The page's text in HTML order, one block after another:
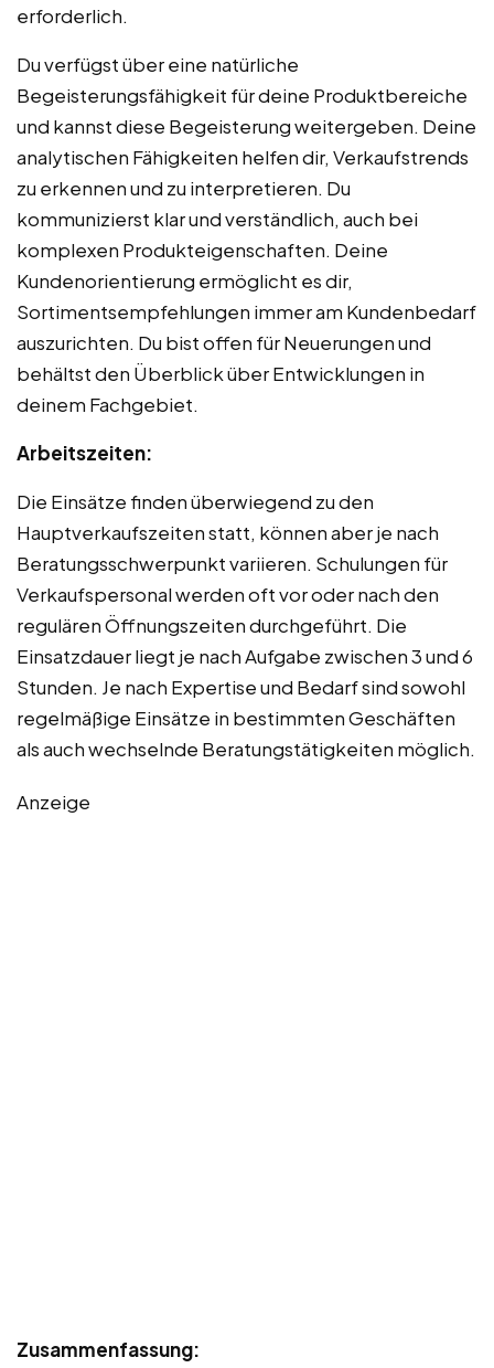
erforderlich.
Du verfügst über eine natürliche
Begeisterungsfähigkeit für deine Produktbereiche
und kannst diese Begeisterung weitergeben. Deine
analytischen Fähigkeiten helfen dir, Verkaufstrends
zu erkennen und zu interpretieren. Du
kommunizierst klar und verständlich, auch bei
komplexen Produkteigenschaften. Deine
Kundenorientierung ermöglicht es dir,
Sortimentsempfehlungen immer am Kundenbedarf
auszurichten. Du bist offen für Neuerungen und
behältst den Überblick über Entwicklungen in
deinem Fachgebiet.
Arbeitszeiten:
Die Einsätze finden überwiegend zu den
Hauptverkaufszeiten statt, können aber je nach
Beratungsschwerpunkt variieren. Schulungen für
Verkaufspersonal werden oft vor oder nach den
regulären Öffnungszeiten durchgeführt. Die
Einsatzdauer liegt je nach Aufgabe zwischen 3 und 6
Stunden. Je nach Expertise und Bedarf sind sowohl
regelmäßige Einsätze in bestimmten Geschäften
als auch wechselnde Beratungstätigkeiten möglich.
Anzeige
Zusammenfassung: